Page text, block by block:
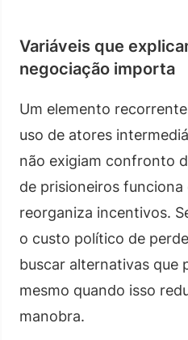
Variáveis que
negociação importa
Um elemento
uso de atores
não exigiam confronto
de prisioneiros
reorganiza incentivos.
o custo político de
buscar alternativas que
mesmo quando isso
manobra.